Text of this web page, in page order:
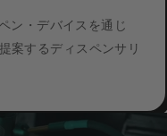
ン・デバイスを通じ
案するディスペンサリ